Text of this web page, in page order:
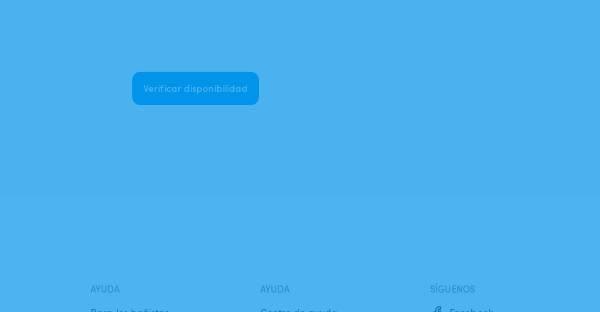
Verificar disponibilidad
AYUDA AYUDA SÍGUENOS